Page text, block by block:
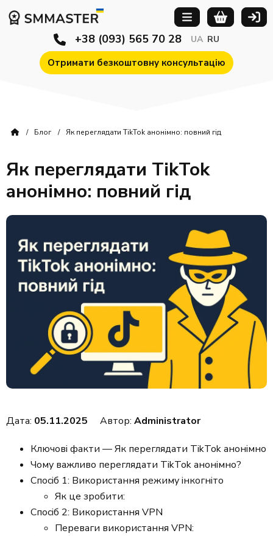
Отримати безкоштовну консультацію
+38 (093) 565 70 28 UA RU
Блог Як переглядати TikTok анонімно: повний гід
Як переглядати TikTok
анонімно: повний гід
Дата: 05.11.2025 Автор: Administrator
Ключові факти — Як переглядати TikTok анонімно
Чому важливо переглядати TikTok анонімно?
Спосіб 1: Використання режиму інкогніто
Як це зробити:
Спосіб 2: Використання VPN
Переваги використання VPN: